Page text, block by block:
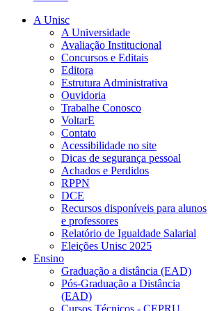
A Unisc
A Universidade
Avaliação Institucional
Concursos e Editais
Editora
Estrutura Administrativa
Ouvidoria
Trabalhe Conosco
VoltarE
Contato
Acessibilidade no site
Dicas de segurança pessoal
Achados e Perdidos
RPPN
DCE
Recursos disponíveis para alunos
e professores
Relatório de Igualdade Salarial
Eleições Unisc 2025
Ensino
Graduação a distância (EAD)
Pós-Graduação a Distância
(EAD)
Cursos Técnicos - CEPRU